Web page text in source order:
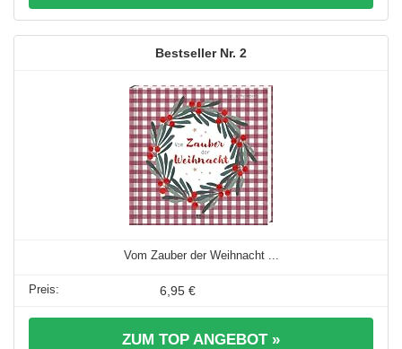
2
Vom Zauber der Weihnacht ...
6,95 €
ZUM TOP ANGEBOT »